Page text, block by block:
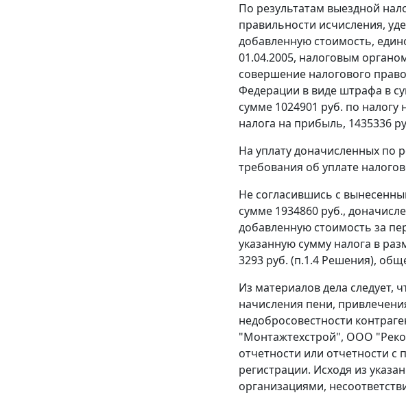
По результатам выездной
правильности исчисления,
добавленную стоимость,
01.04.2005, налоговым
совершение налогового
Федерации в виде штрафа в
сумме 1024901 руб. по
налога на прибыль, 1435336
На уплату доначисленных по
требования об уплате
Не согласившись с
сумме 1934860 руб.,
добавленную стоимость за
указанную сумму налога в
3293 руб. (п.1.4 Решения),
Из материалов дела следует,
начисления пени,
недобросовестности
"Монтажтехстрой", ООО
отчетности или отчетности
регистрации. Исходя из
организациями,